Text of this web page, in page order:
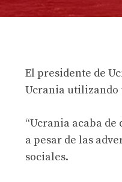
El presidente de
Ucrania utilizando
“Ucrania acaba
a pesar de las
sociales.